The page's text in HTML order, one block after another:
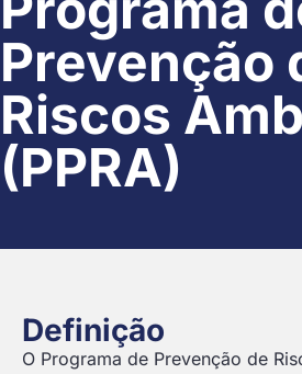
Prevenção
Riscos
(PPRA)
Definição
O Programa de Prevenção de